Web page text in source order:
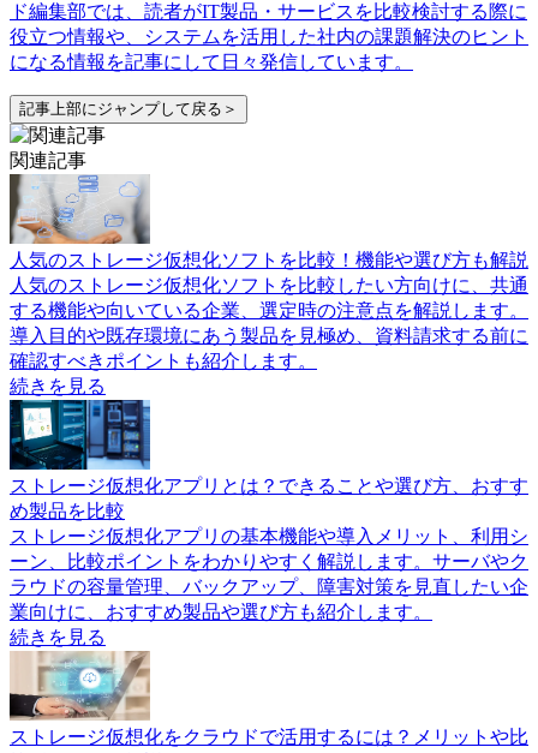
ド編集部では、読者がIT製品・サービスを比較検討する際に
役立つ情報や、システムを活用した社内の課題解決のヒント
になる情報を記事にして日々発信しています。
記事上部にジャンプして戻る＞
関連記事
人気のストレージ仮想化ソフトを比較！機能や選び方も解説
人気のストレージ仮想化ソフトを比較したい方向けに、共通
する機能や向いている企業、選定時の注意点を解説します。
導入目的や既存環境にあう製品を見極め、資料請求する前に
確認すべきポイントも紹介します。
続きを見る
ストレージ仮想化アプリとは？できることや選び方、おすす
め製品を比較
ストレージ仮想化アプリの基本機能や導入メリット、利用シ
ーン、比較ポイントをわかりやすく解説します。サーバやク
ラウドの容量管理、バックアップ、障害対策を見直したい企
業向けに、おすすめ製品や選び方も紹介します。
続きを見る
ストレージ仮想化をクラウドで活用するには？メリットや比